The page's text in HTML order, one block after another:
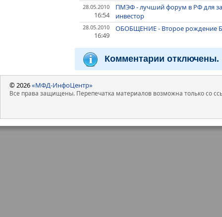
28.05.2010
16:54
ПМЭФ - лучший форум в РФ для
инвестор
28.05.2010
16:49
ОБОБЩЕНИЕ - Второе рождение
Комментарии отключены.
© 2026«МФД-ИнфоЦентр»
Все права защищены. Перепечатка материалов возможна только со